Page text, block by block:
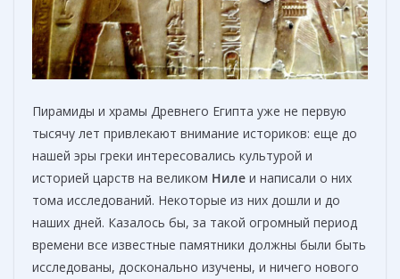
Пирамиды и храмы Древнего Египта уже не первую
тысячу лет привлекают внимание историков: еще до
нашей эры греки интересовались культурой и
историей царств на великом Ниле и написали о них
тома исследований. Некоторые из них дошли и до
наших дней. Казалось бы, за такой огромный период
времени все известные памятники должны были быть
исследованы, досконально изучены, и ничего нового